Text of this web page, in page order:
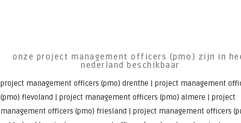
onze project management officers (pmo) zijn in
nederland beschikbaar
project management officers (pmo) drenthe | project management
(pmo) flevoland | project management officers (pmo) almere | project
management officers (pmo) friesland | project management officers